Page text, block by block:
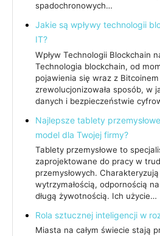
spadochronowych…
Jakie są wpływy technologii
IT?
Wpływ Technologii Blockchain
Technologia blockchain, od
pojawienia się wraz z
zrewolucjonizowała sposób, w
danych i bezpieczeństwie
Najlepsze tablety
model dla Twojej firmy?
Tablety przemysłowe to
zaprojektowane do pracy w
przemysłowych.
wytrzymałością, odpornością
długą żywotnością. Ich użycie…
Rola sztucznej inteligencji w
Miasta na całym świecie stają